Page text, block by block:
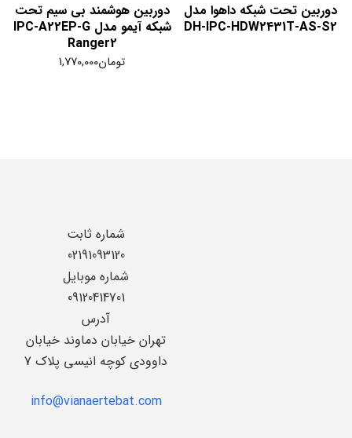
دوربین تحت شبکه داهوا مدل
DH-IPC-HDW2431T-AS-S2
دوربین هوشمند بی سیم تحت
شبکه آیمو مدل IPC-A22EP-G
Ranger2
تومان1,770,000
شماره ثابت
02191093120
شماره موبایل
09120414701
آدرس
تهران خیابان دماوند خیابان
داوودی کوچه انیسی پلاک 7
info@vianaertebat.com